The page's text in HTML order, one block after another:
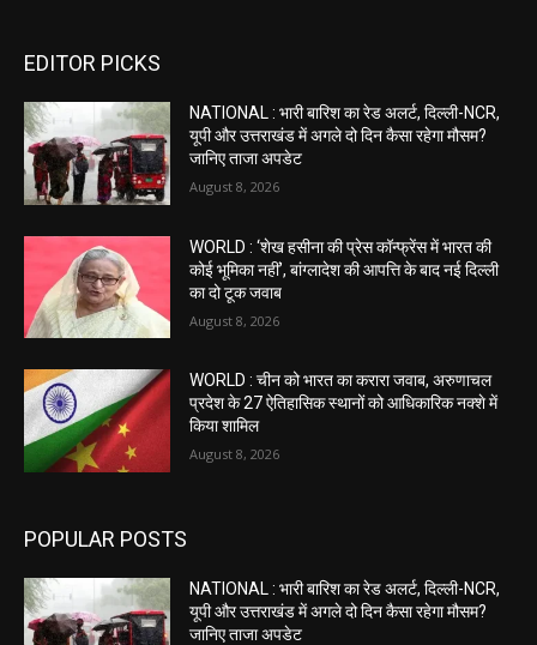
EDITOR PICKS
NATIONAL : भारी बारिश का रेड अलर्ट, दिल्ली-NCR,
यूपी और उत्तराखंड में अगले दो दिन कैसा रहेगा मौसम?
जानिए ताजा अपडेट
August 8, 2026
WORLD : ‘शेख हसीना की प्रेस कॉन्फ्रेंस में भारत की
कोई भूमिका नहीं’, बांग्लादेश की आपत्ति के बाद नई दिल्ली
का दो टूक जवाब
August 8, 2026
WORLD : चीन को भारत का करारा जवाब, अरुणाचल
प्रदेश के 27 ऐतिहासिक स्थानों को आधिकारिक नक्शे में
किया शामिल
August 8, 2026
POPULAR POSTS
NATIONAL : भारी बारिश का रेड अलर्ट, दिल्ली-NCR,
यूपी और उत्तराखंड में अगले दो दिन कैसा रहेगा मौसम?
जानिए ताजा अपडेट